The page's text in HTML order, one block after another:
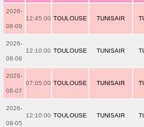
2026-
08-09
12:45:00 TOULOUSE TUNISAIR
2026-
08-08
12:10:00 TOULOUSE TUNISAIR
2026-
08-07
07:05:00 TOULOUSE TUNISAIR
2026-
08-05
12:10:00 TOULOUSE TUNISAIR